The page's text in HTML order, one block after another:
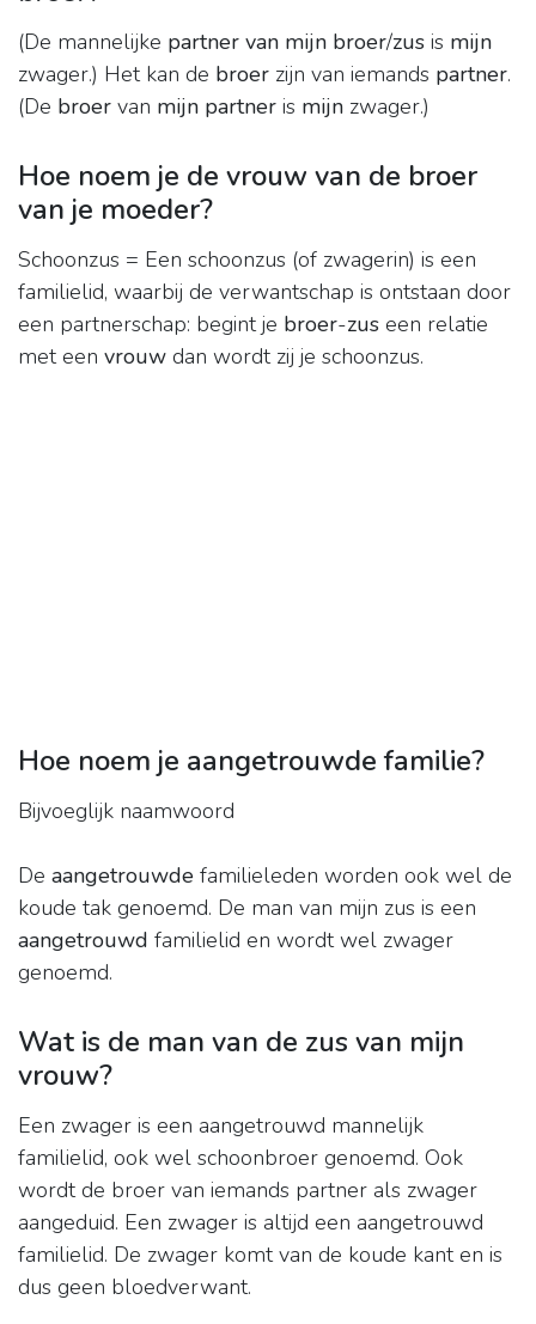
(De mannelijke partner van mijn broer/zus is mijn
zwager.) Het kan de broer zijn van iemands partner.
(De broer van mijn partner is mijn zwager.)
Hoe noem je de vrouw van de broer
van je moeder?
Schoonzus = Een schoonzus (of zwagerin) is een
familielid, waarbij de verwantschap is ontstaan door
een partnerschap: begint je broer-zus een relatie
met een vrouw dan wordt zij je schoonzus.
Hoe noem je aangetrouwde familie?
Bijvoeglijk naamwoord
De aangetrouwde familieleden worden ook wel de
koude tak genoemd. De man van mijn zus is een
aangetrouwd familielid en wordt wel zwager
genoemd.
Wat is de man van de zus van mijn
vrouw?
Een zwager is een aangetrouwd mannelijk
familielid, ook wel schoonbroer genoemd. Ook
wordt de broer van iemands partner als zwager
aangeduid. Een zwager is altijd een aangetrouwd
familielid. De zwager komt van de koude kant en is
dus geen bloedverwant.